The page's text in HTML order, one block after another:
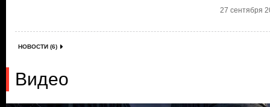
27 сентября
НОВОСТИ (6)
Видео